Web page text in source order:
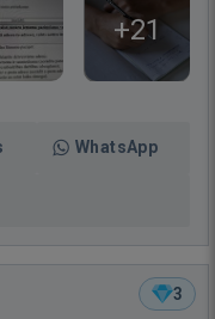
+21
WhatsApp
3